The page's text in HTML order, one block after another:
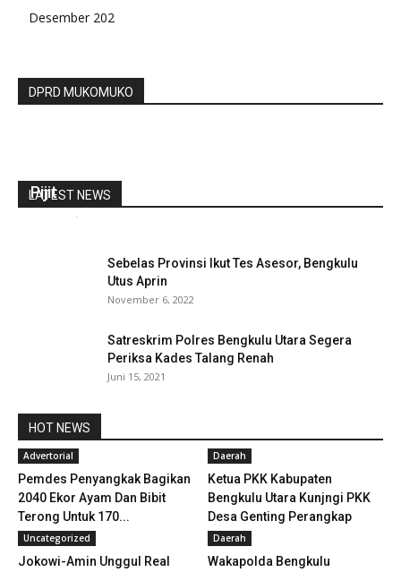
Desember 202
DPRD MUKOMUKO
LATEST NEWS
Pijit
-
Sebelas Provinsi Ikut Tes Asesor, Bengkulu
Utus Aprin
November 6, 2022
Satreskrim Polres Bengkulu Utara Segera
Periksa Kades Talang Renah
Juni 15, 2021
HOT NEWS
Advertorial
Pemdes Penyangkak Bagikan
2040 Ekor Ayam Dan Bibit
Terong Untuk 170...
Daerah
Ketua PKK Kabupaten
Bengkulu Utara Kunjngi PKK
Desa Genting Perangkap
Uncategorized
Jokowi-Amin Unggul Real
Daerah
Wakapolda Bengkulu